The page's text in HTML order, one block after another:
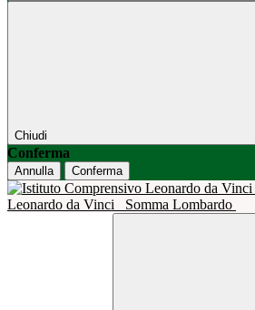
Chiudi
Conferma
Annulla Conferma
Leonardo da Vinci
Somma Lombardo